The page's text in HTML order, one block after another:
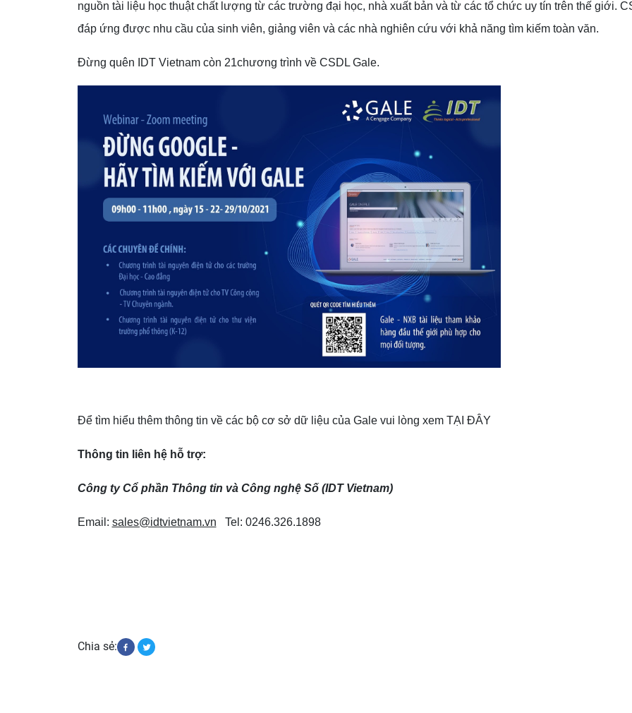
nguồn tài liệu học thuật chất lượng từ các trường đại học, nhà xuất bản và từ các tổ chức uy tín trên thế giới.
đáp ứng được nhu cầu của sinh viên, giảng viên và các nhà nghiên cứu với khả năng tìm kiếm toàn văn.
Đừng quên IDT Vietnam còn 21chương trình về CSDL Gale.
Để tìm hiểu thêm thông tin về các bộ cơ sở dữ liệu của Gale vui lòng xem TẠI ĐÂY
Thông tin liên hệ hỗ trợ:
Công ty Cổ phần Thông tin và Công nghệ Số (IDT Vietnam)
Email: sales@idtvietnam.vn Tel: 0246.326.1898
Chia sẻ: